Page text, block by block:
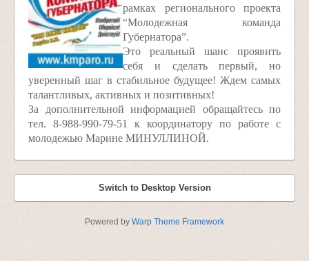
рамках регионального проекта
“Молодежная команда
Губернатора”.
Это реальный шанс проявить
себя и сделать первый, но
уверенный шаг в стабильное будущее! Ждем самых
талантливых, активных и позитивных!
За дополнительной информацией обращайтесь по
тел. 8-988-990-79-51 к координатору по работе с
молодежью Марине МИНУЛЛИНОЙ.
Switch to Desktop Version
Powered by Warp Theme Framework